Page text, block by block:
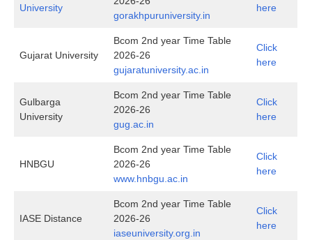
University
gorakhpuruniversity.in
here
Gujarat University
Bcom 2nd year Time Table
2026-26
gujaratuniversity.ac.in
Click
here
Gulbarga
University
Bcom 2nd year Time Table
2026-26
gug.ac.in
Click
here
HNBGU
Bcom 2nd year Time Table
2026-26
www.hnbgu.ac.in
Click
here
IASE Distance
Bcom 2nd year Time Table
2026-26
iaseuniversity.org.in
Click
here